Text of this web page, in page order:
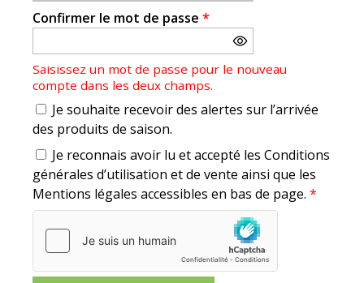
Confirmer le mot de passe *
Saisissez un mot de passe pour le nouveau
compte dans les deux champs.
Je souhaite recevoir des alertes sur l’arrivée
des produits de saison.
Je reconnais avoir lu et accepté les Conditions
générales d’utilisation et de vente ainsi que les
Mentions légales accessibles en bas de page. *